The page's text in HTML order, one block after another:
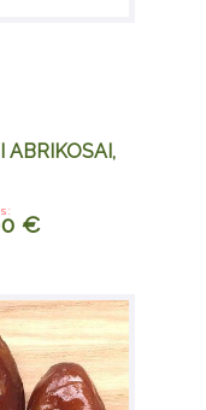
ABRIKOSAI,
€
multiple
variants.
The
options